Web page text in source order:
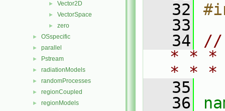
► Vector2D
► VectorSpace
► zero
► OSspecific
► parallel
► Pstream
► radiationModels
► randomProcesses
► regionCoupled
► regionModels
   32
   33
   34
//
* * *
* *
   35
   36